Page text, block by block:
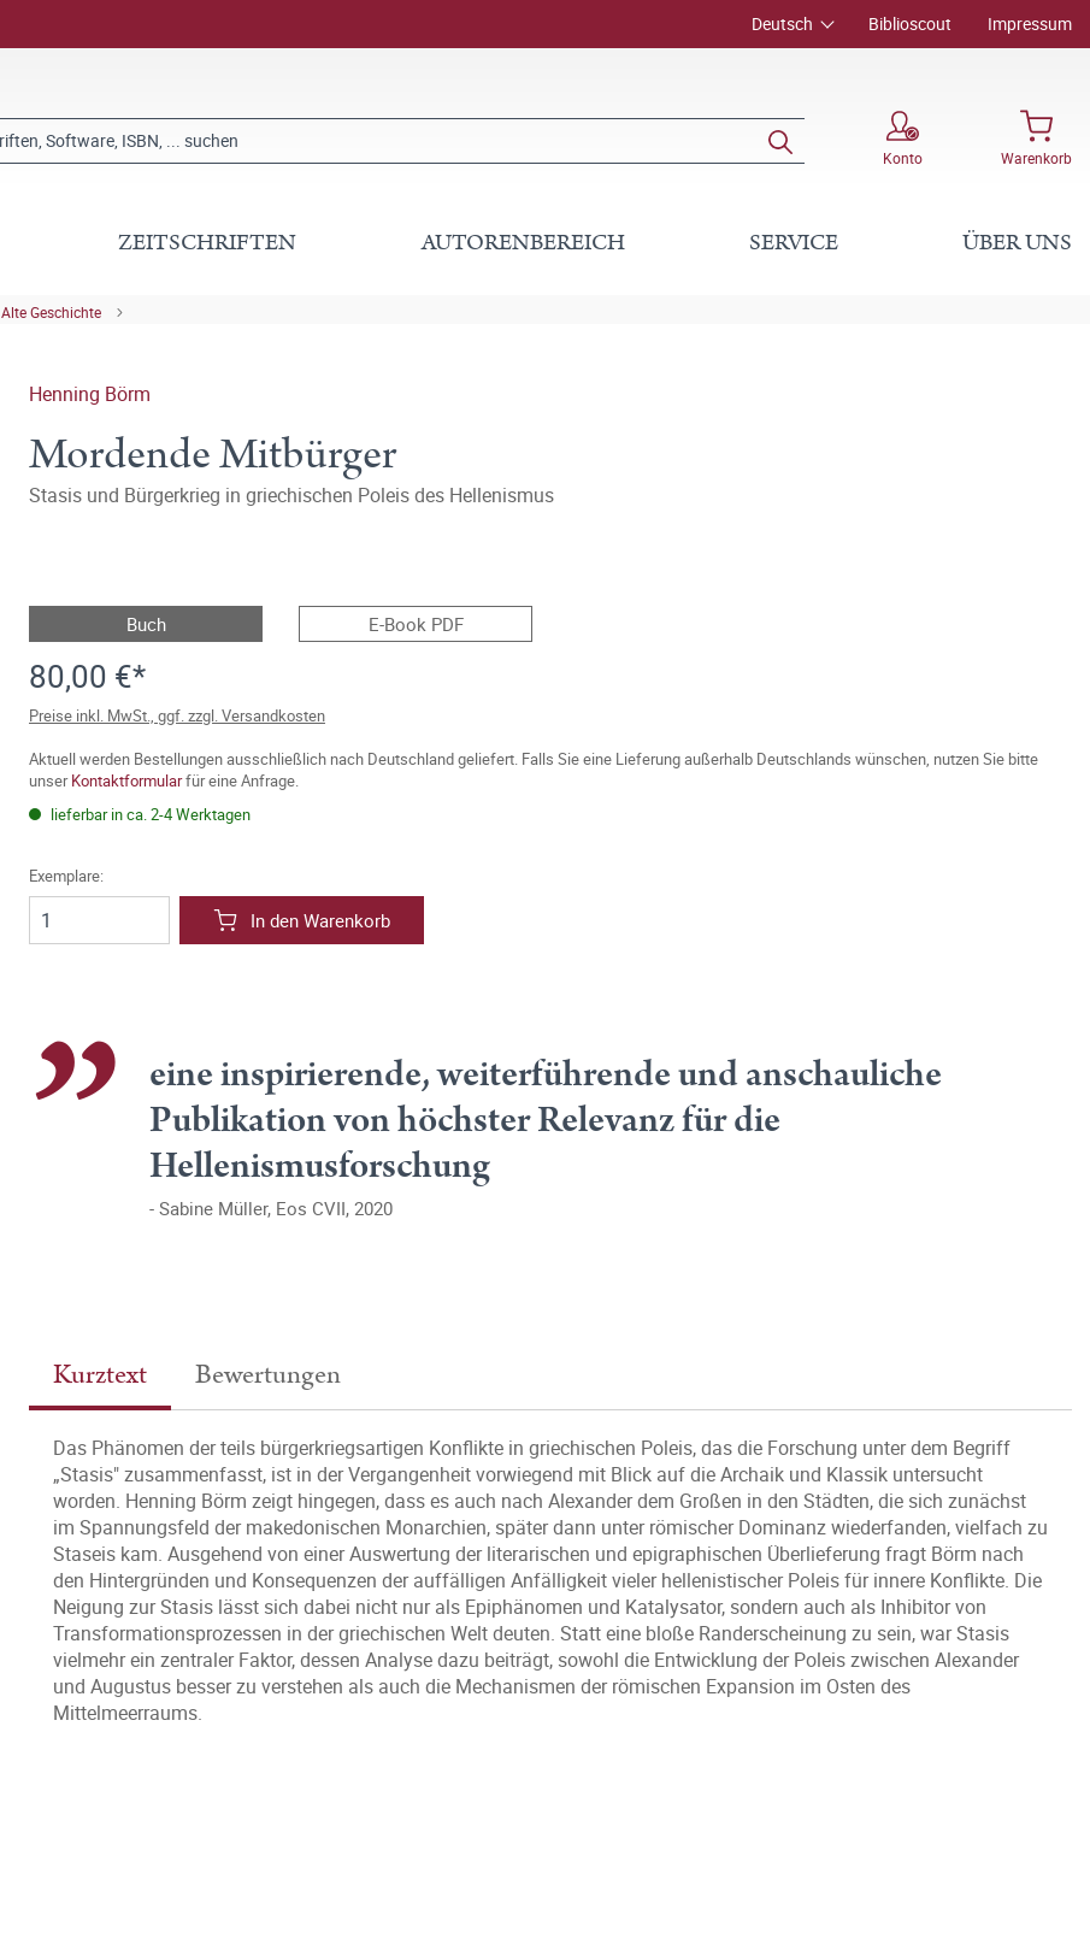
Deutsch Biblioscout Impressum
Konto Warenkorb
ZEITSCHRIFTEN AUTORENBEREICH SERVICE ÜBER UNS
Alte Geschichte
Henning Börm
Mordende Mitbürger
Stasis und Bürgerkrieg in griechischen Poleis des Hellenismus
Buch E-Book PDF
80,00 €*
Preise inkl. MwSt., ggf. zzgl. Versandkosten
Aktuell werden Bestellungen ausschließlich nach Deutschland geliefert. Falls Sie eine Lieferung außerhalb Deutschlands wünschen, nutzen Sie bitte
unserKontaktformularfür eine Anfrage.
lieferbar in ca. 2-4 Werktagen
Exemplare:
In den Warenkorb
eine inspirierende, weiterführende und anschauliche
Publikation von höchster Relevanz für die
Hellenismusforschung
Sabine Müller, Eos CVII, 2020
Kurztext Bewertungen
Das Phänomen der teils bürgerkriegsartigen Konflikte in griechischen Poleis, das die Forschung unter dem Begriff
„Stasis" zusammenfasst, ist in der Vergangenheit vorwiegend mit Blick auf die Archaik und Klassik untersucht
worden. Henning Börm zeigt hingegen, dass es auch nach Alexander dem Großen in den Städten, die sich zunächst
im Spannungsfeld der makedonischen Monarchien, später dann unter römischer Dominanz wiederfanden, vielfach zu
Staseis kam. Ausgehend von einer Auswertung der literarischen und epigraphischen Überlieferung fragt Börm nach
den Hintergründen und Konsequenzen der auffälligen Anfälligkeit vieler hellenistischer Poleis für innere Konflikte. Die
Neigung zur Stasis lässt sich dabei nicht nur als Epiphänomen und Katalysator, sondern auch als Inhibitor von
Transformationsprozessen in der griechischen Welt deuten. Statt eine bloße Randerscheinung zu sein, war Stasis
vielmehr ein zentraler Faktor, dessen Analyse dazu beiträgt, sowohl die Entwicklung der Poleis zwischen Alexander
und Augustus besser zu verstehen als auch die Mechanismen der römischen Expansion im Osten des
Mittelmeerraums.